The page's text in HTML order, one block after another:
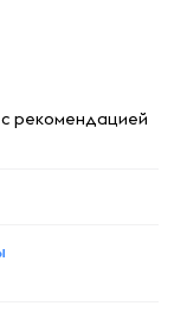
защитные
в
рекомендацией